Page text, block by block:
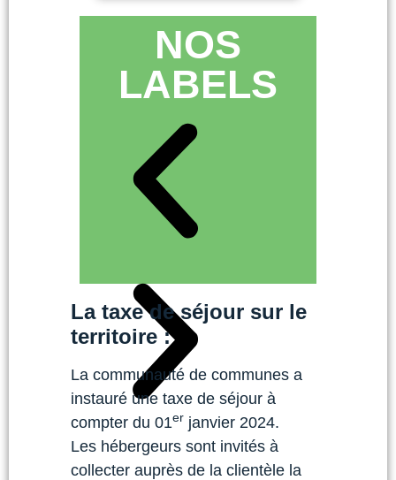
NOS
LABELS
La taxe de séjour sur le
territoire :
La communauté de communes a
instauré une taxe de séjour à
compter du 01er janvier 2024.
Les hébergeurs sont invités à
collecter auprès de la clientèle la